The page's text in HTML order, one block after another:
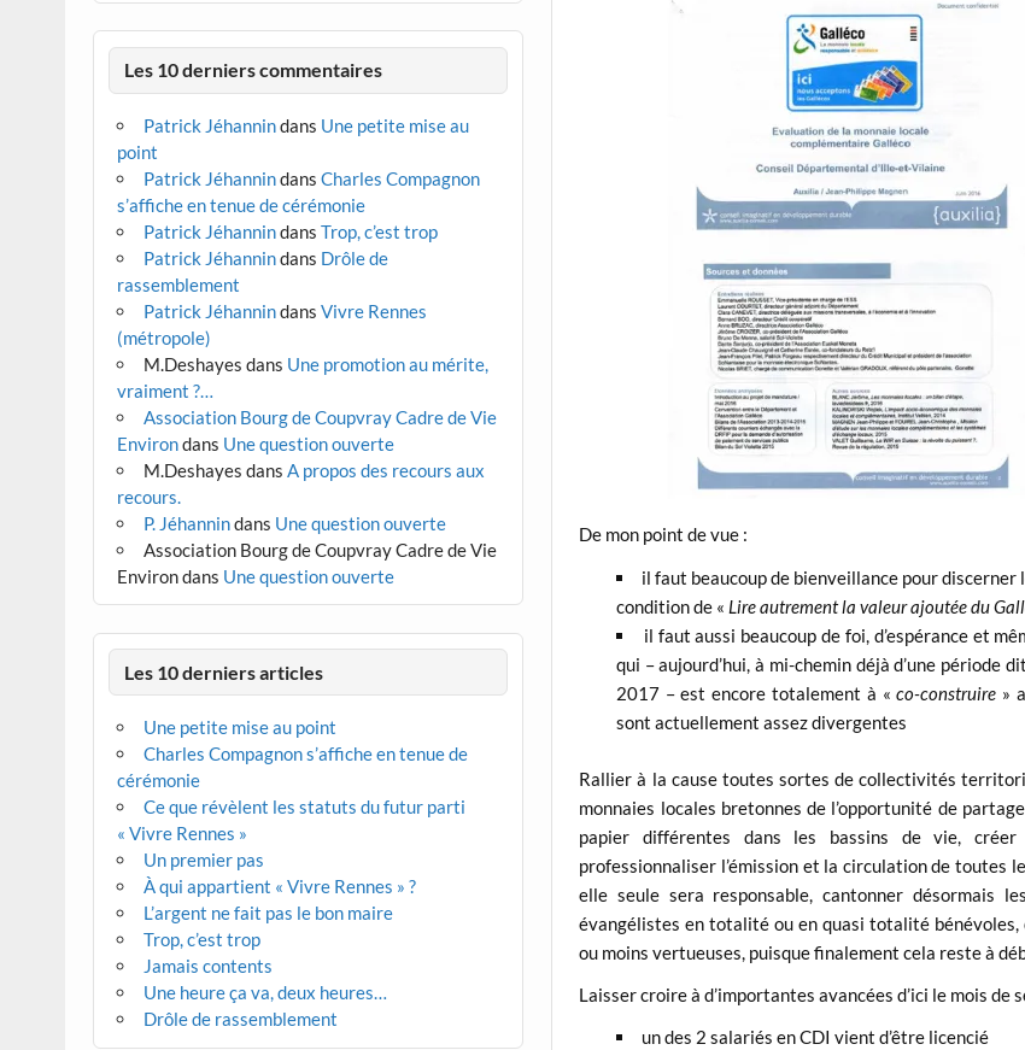
De mon point de vue :
il faut beaucoup de bienveillance pour discerner
condition de « Lire autrement la valeur ajoutée du
il faut aussi beaucoup de foi, d’espérance et
qui – aujourd’hui, à mi-chemin déjà d’une période
2017 – est encore totalement à «co-construire »
sont actuellement assez divergentes
Rallier à la cause toutes sortes de collectivités
monnaies locales bretonnes de l’opportunité de
papier différentes dans les bassins de vie,
professionnaliser l’émission et la circulation de toutes
elle seule sera responsable, cantonner désormais
évangélistes en totalité ou en quasi totalité
ou moins vertueuses, puisque finalement cela reste à
Laisser croire à d’importantes avancées d’ici le mois de
un des 2 salariés en CDI vient d’être licencié
Les 10 derniers commentaires
Patrick Jéhannindans Une petite mise au
point
Patrick Jéhannindans Charles Compagnon
s’affiche en tenue de cérémonie
Patrick Jéhannindans Trop, c’est trop
Patrick Jéhannindans Drôle de
rassemblement
Patrick Jéhannindans Vivre Rennes
(métropole)
M.Deshayes dans Une promotion au mérite,
vraiment ?…
Association Bourg de Coupvray Cadre de Vie
Environdans Une question ouverte
M.Deshayes dans A propos des recours aux
recours.
P. Jéhannindans Une question ouverte
Association Bourg de Coupvray Cadre de Vie
Environdans Une question ouverte
Les 10 derniers articles
Une petite mise au point
Charles Compagnon s’affiche en tenue de
cérémonie
Ce que révèlent les statuts du futur parti
« Vivre Rennes »
Un premier pas
À qui appartient « Vivre Rennes » ?
L’argent ne fait pas le bon maire
Trop, c’est trop
Jamais contents
Une heure ça va, deux heures…
Drôle de rassemblement